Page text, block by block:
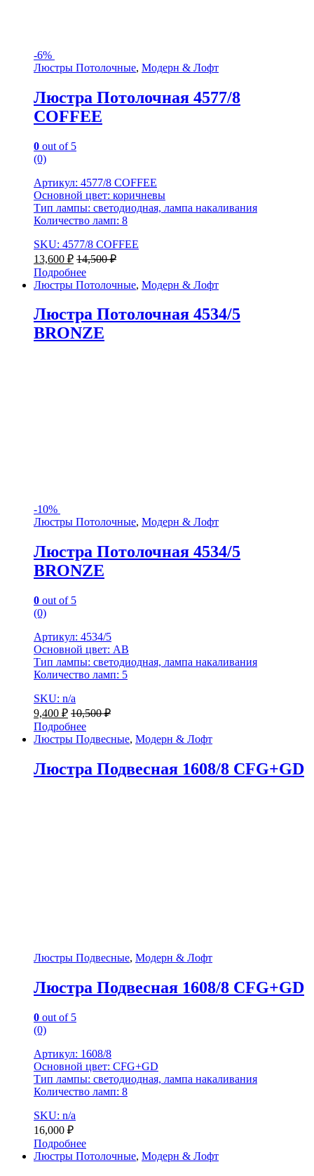
-6%
Люстры Потолочные, Модерн & Лофт
Люстра Потолочная 4577/8
COFFEE
0 out of 5
(0)
Артикул: 4577/8 COFFEE
Основной цвет: коричневы
Тип лампы: светодиодная, лампа накаливания
Количество ламп: 8
SKU: 4577/8 COFFEE
13,600 ₽ 14,500₽
Подробнее
Люстры Потолочные, Модерн & Лофт
Люстра Потолочная 4534/5
BRONZE
-10%
Люстры Потолочные, Модерн & Лофт
Люстра Потолочная 4534/5
BRONZE
0 out of 5
(0)
Артикул: 4534/5
Основной цвет: AB
Тип лампы: светодиодная, лампа накаливания
Количество ламп: 5
SKU: n/a
9,400 ₽ 10,500₽
Подробнее
Люстры Подвесные, Модерн & Лофт
Люстра Подвесная 1608/8 CFG+GD
Люстры Подвесные, Модерн & Лофт
Люстра Подвесная 1608/8 CFG+GD
0 out of 5
(0)
Артикул: 1608/8
Основной цвет: CFG+GD
Тип лампы: светодиодная, лампа накаливания
Количество ламп: 8
SKU: n/a
16,000 ₽
Подробнее
Люстры Потолочные, Модерн & Лофт